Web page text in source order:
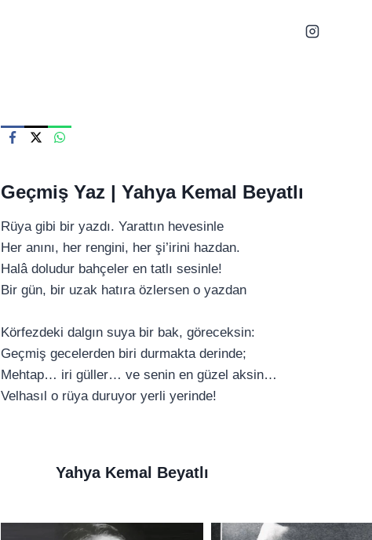
Geçmiş Yaz | Yahya Kemal Beyatlı
Rüya gibi bir yazdı. Yarattın hevesinle
Her anını, her rengini, her şi’irini hazdan.
Halâ doludur bahçeler en tatlı sesinle!
Bir gün, bir uzak hatıra özlersen o yazdan
Körfezdeki dalgın suya bir bak, göreceksin:
Geçmiş gecelerden biri durmakta derinde;
Mehtap… iri güller… ve senin en güzel aksin…
Velhasıl o rüya duruyor yerli yerinde!
Yahya Kemal Beyatlı